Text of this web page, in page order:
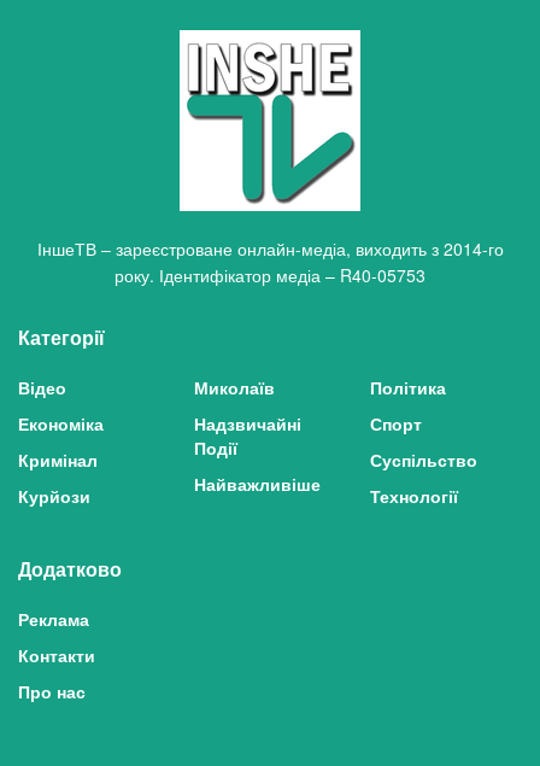
ІншеТВ – зареєстроване онлайн-медіа, виходить з 2014-го
року. Ідентифікатор медіа – R40-05753
Категорії
Відео
Економіка
Кримінал
Курйози
Миколаїв
Надзвичайні
Події
Найважливіше
Політика
Спорт
Суспільство
Технології
Додатково
Реклама
Контакти
Про нас